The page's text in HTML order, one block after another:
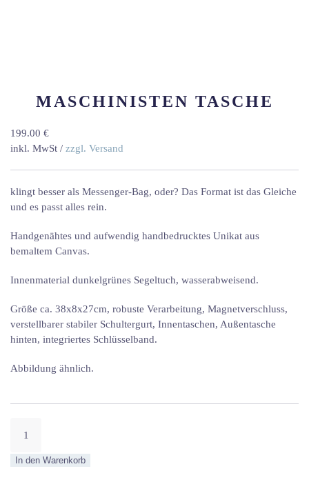
MASCHINISTEN TASCHE
199.00 €
inkl. MwSt / zzgl. Versand
klingt besser als Messenger-Bag, oder? Das Format ist das Gleiche
und es passt alles rein.
Handgenähtes und aufwendig handbedrucktes Unikat aus
bemaltem Canvas.
Innenmaterial dunkelgrünes Segeltuch, wasserabweisend.
Größe ca. 38x8x27cm, robuste Verarbeitung, Magnetverschluss,
verstellbarer stabiler Schultergurt, Innentaschen, Außentasche
hinten, integriertes Schlüsselband.
Abbildung ähnlich.
Tasche
Menge
In den Warenkorb